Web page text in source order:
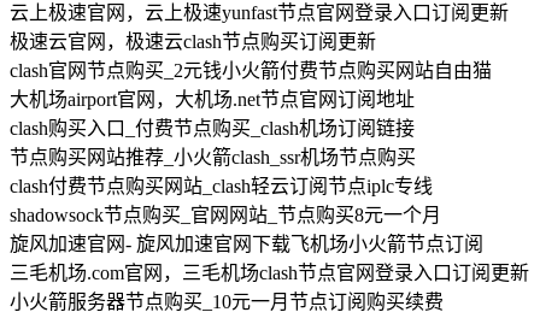
云上极速官网，云上极速yunfast节点官网登录入口订阅更新
极速云官网，极速云clash节点购买订阅更新
clash官网节点购买_2元钱小火箭付费节点购买网站自由猫
大机场airport官网，大机场.net节点官网订阅地址
clash购买入口_付费节点购买_clash机场订阅链接
节点购买网站推荐_小火箭clash_ssr机场节点购买
clash付费节点购买网站_clash轻云订阅节点iplc专线
shadowsock节点购买_官网网站_节点购买8元一个月
旋风加速官网- 旋风加速官网下载飞机场小火箭节点订阅
三毛机场.com官网，三毛机场clash节点官网登录入口订阅更新
小火箭服务器节点购买_10元一月节点订阅购买续费